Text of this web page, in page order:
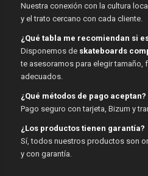
Nuestra conexión con la cultura
y el trato cercano con cada cliente.
¿Qué tabla me recomiendan si
Disponemos de skateboards
te asesoramos para elegir tamaño,
adecuados.
¿Qué métodos de pago aceptan?
Pago seguro con tarjeta, Bizum y
¿Los productos tienen garantía?
Sí, todos nuestros productos son
y con garantía.